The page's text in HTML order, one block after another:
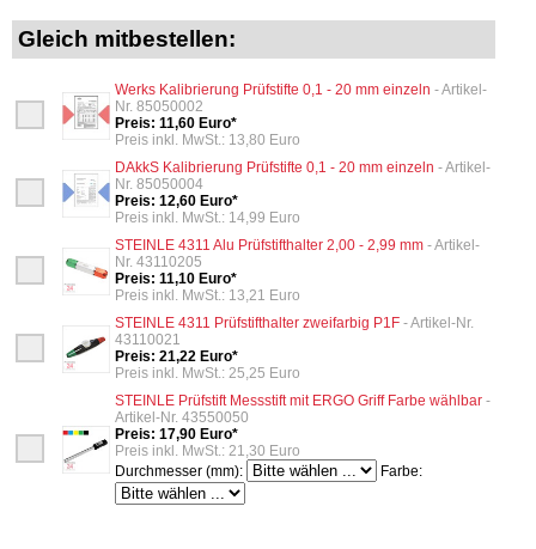
Gleich mitbestellen:
Werks Kalibrierung Prüfstifte 0,1 - 20 mm einzeln - Artikel-
Nr. 85050002
Preis: 11,60 Euro*
Preis inkl. MwSt.: 13,80 Euro
DAkkS Kalibrierung Prüfstifte 0,1 - 20 mm einzeln - Artikel-
Nr. 85050004
Preis: 12,60 Euro*
Preis inkl. MwSt.: 14,99 Euro
STEINLE 4311 Alu Prüfstifthalter 2,00 - 2,99 mm - Artikel-
Nr. 43110205
Preis: 11,10 Euro*
Preis inkl. MwSt.: 13,21 Euro
STEINLE 4311 Prüfstifthalter zweifarbig P1F - Artikel-Nr.
43110021
Preis: 21,22 Euro*
Preis inkl. MwSt.: 25,25 Euro
STEINLE Prüfstift Messstift mit ERGO Griff Farbe wählbar -
Artikel-Nr. 43550050
Preis: 17,90 Euro*
Preis inkl. MwSt.: 21,30 Euro
Durchmesser (mm):
Farbe: